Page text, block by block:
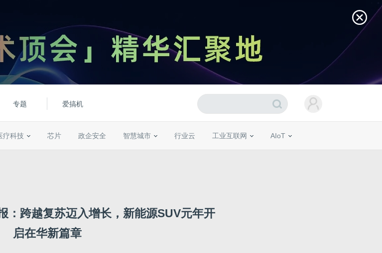
专题 爱搞机
疗科技 芯片 政企安全 智慧城市 行业云 工业互联网 AIoT
：跨越复苏迈入增长，新能源SUV元年开
启在华新篇章